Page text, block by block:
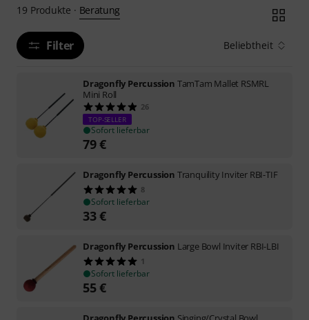
19 Produkte · Beratung
Filter Beliebtheit
Dragonfly Percussion TamTam Mallet RSMRL
Mini Roll
26
TOP-SELLER
Sofort lieferbar
79€
Dragonfly Percussion Tranquility Inviter RBI-TIF
8
Sofort lieferbar
33€
Dragonfly Percussion Large Bowl Inviter RBI-LBI
1
Sofort lieferbar
55€